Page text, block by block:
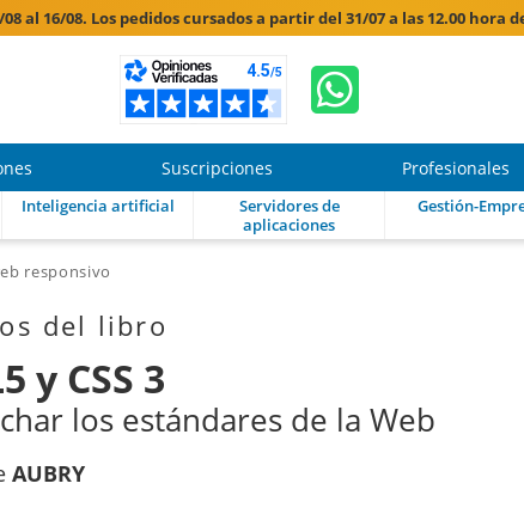
al 16/08. Los pedidos cursados a partir del 31/07 a las 12.00
Suscripciones Profesionales
Inteligencia artificial
Servidores de
aplicaciones
Gestión-
responsivo
del libro
y CSS 3
los estándares de la Web
AUBRY